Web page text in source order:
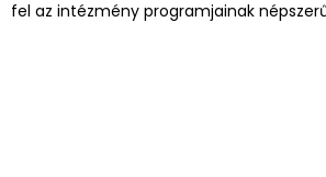
fel az intézmény programjainak